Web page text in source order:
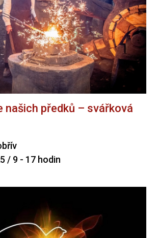
našich předků – svářková
/ 9 - 17 hodin